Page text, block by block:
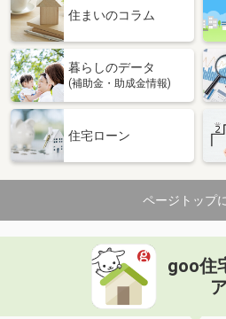
住まいのコラム
暮らしのデータ
(補助金・助成金情報)
住宅ローン
ページトップ
goo住